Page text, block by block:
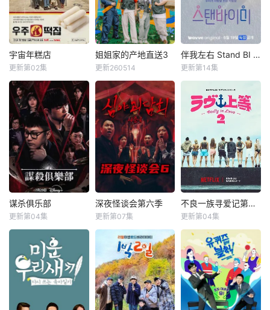
主——萨菲娅。
灾厄“内尔伽勒”
夺走了她故乡希尔
弗兰的一切，她在
绝望的尽头，抵达
了戈尔德兰。
人们的温柔相待
中，开始觅得一丝
微小的希望。
然而，仿佛是为了
嘲弄这份平静的日
常，灾厄“内尔伽
勒”再度降临。
曾将故乡化为灰烬
的绝望，如今又要
夺走这片土地的光
芒。 ——已
经，不会再失去任
任何人失去。
少女拂去悲伤的泪
水，执剑而起。
这是一个系上缎
的，属于一位英雄
4(2018年12月28
日)
戏，在脑力和体力
最强的玩家之间回
宇宙年糕店
李泳知
&nbsp;&nbsp;&nb
sp;&nbsp;&nbsp;&
nbsp;&nbsp;&nbs
p;《Biong Biong地
球游戏厅》衍生综
艺
宇宙年糕店
更新第02集
姐姐家的产地直送3
金珍荣
姐姐家的产地直送3
更新260514
伴我左右 Stand BI Me
&nbsp;&nbsp;&nb
sp;&nbsp;&nbsp;&
nbsp;&nbsp;&nbs
p;&nbsp;&nbsp;&n
部性别盲选约会真
人秀，展现多样爱
情的可能性。 他爱
她，他爱他，她爱
她。 是兄弟，是姐
妹，是情敌。 今天
爱男人明天爱女
天是恋人。
伴我左右 Stand BI Me
更新第14集
谋杀俱乐部
&nbsp;&nbsp;&nb
sp;&nbsp;&nbsp;&
nbsp;&nbsp;&nbs
Faker、东方神起
谋杀俱乐部
更新第04集
深夜怪谈会第六季
金浩英
深夜怪谈会第六季
更新第07集
不良一族寻爱记第二季
永野
&nbsp;&nbsp;&nb
sp;&nbsp;&nbsp;&
nbsp;&nbsp;&nbs
p;&nbsp;本季将舞
台搬到了阳光明媚
不良一族寻爱记第二季
更新第04集